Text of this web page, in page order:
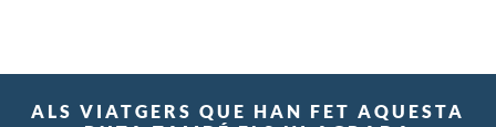
ALS VIATGERS QUE HAN FET AQUESTA